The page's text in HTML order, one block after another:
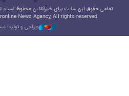
تمامی حقوق این سایت برای خبرآنلاین محفوظ است.
News Agancy, All rights reserved
طراحی و تولید: